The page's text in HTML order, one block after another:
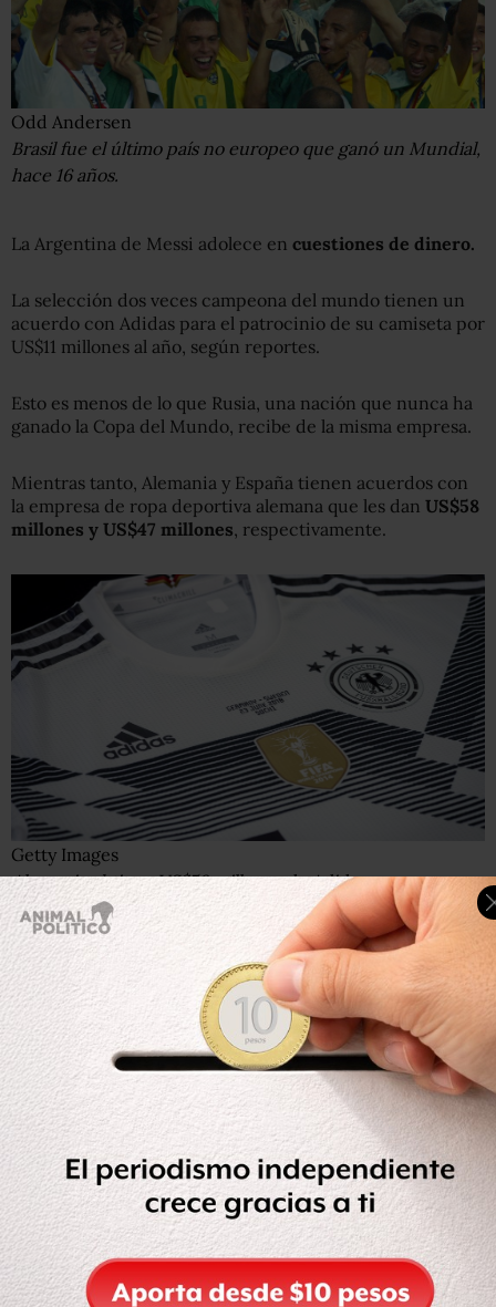
Odd Andersen
Brasil fue el último país no europeo que ganó un Mundial,
hace 16 años.
La Argentina de Messi adolece en cuestiones de dinero.
La selección dos veces campeona del mundo tienen un
acuerdo con Adidas para el patrocinio de su camiseta por
US$11 millones al año, según reportes.
Esto es menos de lo que Rusia, una nación que nunca ha
ganado la Copa del Mundo, recibe de la misma empresa.
Mientras tanto, Alemania y España tienen acuerdos con
la empresa de ropa deportiva alemana que les dan US$58
millones y US$47 millones, respectivamente.
Getty Images
Alemania obtiene US$58 millones de Adidas.
Brasil ya no es la camiseta más querida de Nike.
Francia e Inglaterra tienenacuerdos con el gigante de la
ropa deportiva estadounidense por US$40 millones y
US$50 millones, mientras que los pentacampeones del
mundo reciben US$36 millones.
Sin embargo, la dominación europea no solo se basa en el
valor económico que tienen.
Más espacios garantizados
En el formato actual, Europa recibe 13 plazas directas de
las 32 del Mundial. Le sigue África con 5.